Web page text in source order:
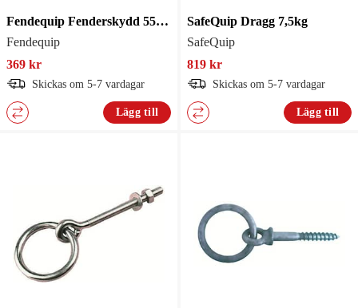
Fendequip Fenderskydd 55X12cm Marin 2St
Fendequip
369 kr
Skickas om 5-7 vardagar
Lägg till
SafeQuip Dragg 7,5kg
SafeQuip
819 kr
Skickas om 5-7 vardagar
Lägg till